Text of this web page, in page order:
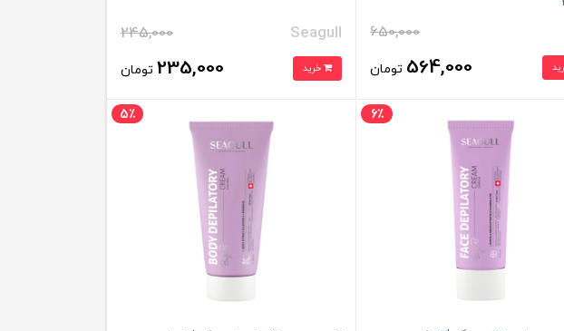
650,000
564,000 تومان
Seagull
245,000
خرید 235,000 تومان
6٪ 5٪